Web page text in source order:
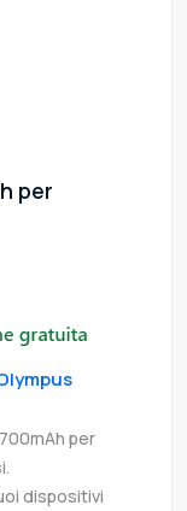
per
per
dispositivi